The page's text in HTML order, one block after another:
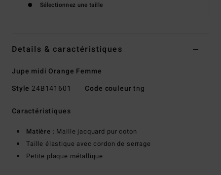
Sélectionnez une taille
Details & caractéristiques
Jupe midi Orange Femme
Style 24B141601 Code couleurtng
Caractéristiques
Matière : Maille jacquard pur coton
Taille élastique avec cordon de serrage
Petite plaque métallique